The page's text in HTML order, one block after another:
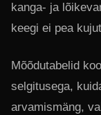
kanga- ja
keegi ei pea
Mõõdutabelid
selgitusega,
arvamismäng,